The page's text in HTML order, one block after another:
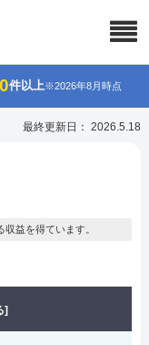
件以上※2026年8月時点
最終更新日： 2026.5.18
益を得ています。
]